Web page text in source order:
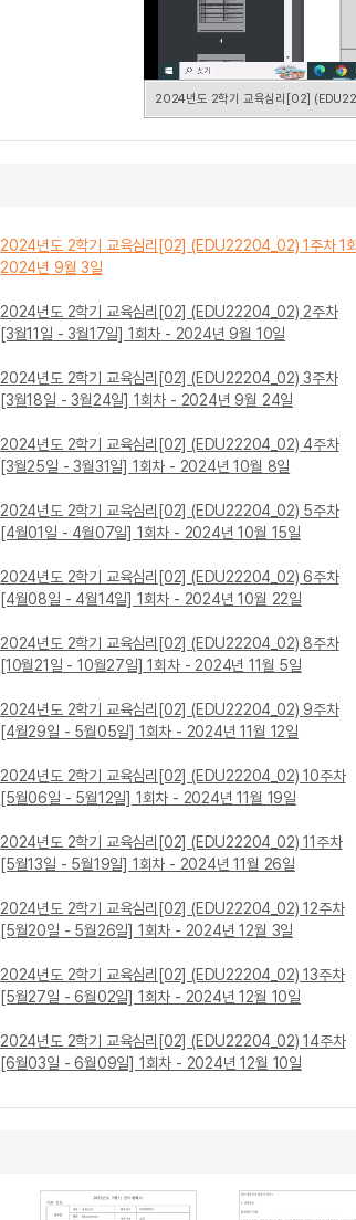
2024년도 2학기 교육심리[02]
2024년도 2학기 교육심리[02] (EDU22204_02) 1주차 1
2024년 9월 3일
2024년도 2학기 교육심리[02] (EDU22204_02) 2주차
[3월11일 - 3월17일] 1회차 - 2024년 9월 10일
2024년도 2학기 교육심리[02] (EDU22204_02) 3주차
[3월18일 - 3월24일] 1회차 - 2024년 9월 24일
2024년도 2학기 교육심리[02] (EDU22204_02) 4주차
[3월25일 - 3월31일] 1회차 - 2024년 10월 8일
2024년도 2학기 교육심리[02] (EDU22204_02) 5주차
[4월01일 - 4월07일] 1회차 - 2024년 10월 15일
2024년도 2학기 교육심리[02] (EDU22204_02) 6주차
[4월08일 - 4월14일] 1회차 - 2024년 10월 22일
2024년도 2학기 교육심리[02] (EDU22204_02) 8주차
[10월21일 - 10월27일] 1회차 - 2024년 11월 5일
2024년도 2학기 교육심리[02] (EDU22204_02) 9주차
[4월29일 - 5월05일] 1회차 - 2024년 11월 12일
2024년도 2학기 교육심리[02] (EDU22204_02) 10주차
[5월06일 - 5월12일] 1회차 - 2024년 11월 19일
2024년도 2학기 교육심리[02] (EDU22204_02) 11주차
[5월13일 - 5월19일] 1회차 - 2024년 11월 26일
2024년도 2학기 교육심리[02] (EDU22204_02) 12주차
[5월20일 - 5월26일] 1회차 - 2024년 12월 3일
2024년도 2학기 교육심리[02] (EDU22204_02) 13주차
[5월27일 - 6월02일] 1회차 - 2024년 12월 10일
2024년도 2학기 교육심리[02] (EDU22204_02) 14주차
[6월03일 - 6월09일] 1회차 - 2024년 12월 10일